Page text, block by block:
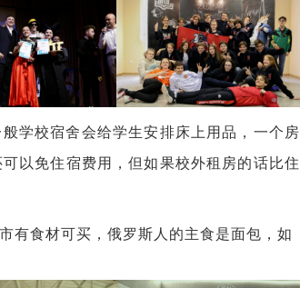
学校宿舍会给学生安排床上用品，一个房
以免住宿费用，但如果校外租房的话比住
有食材可买，俄罗斯人的主食是面包，如